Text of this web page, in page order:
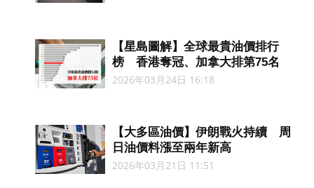
【星島圖解】全球最貴油價排行
榜 香港奪冠、加拿大排第75名
2026年03月24日 16:18
【大多區油價】伊朗戰火持續 周
日油價料漲至兩年新高
2026年03月21日 11:51